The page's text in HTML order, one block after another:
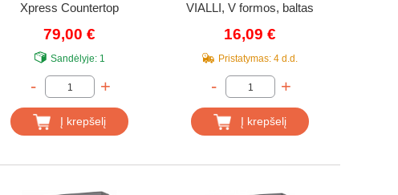
Xpress Countertop
79,00 €
Sandėlyje:1
- +
Į krepšelį
VIALLI, V formos, baltas
16,09 €
Pristatymas: 4 d.d.
- +
Į krepšelį